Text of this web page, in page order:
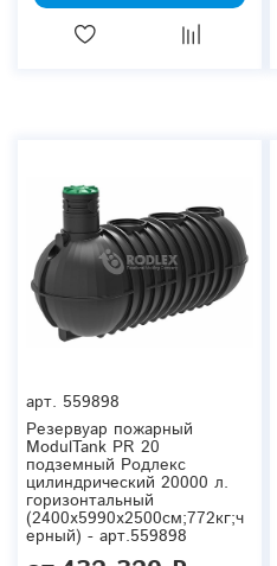
арт. 559898
Резервуар пожарный
ModulTank PR 20
подземный Родлекс
цилиндрический 20000 л.
горизонтальный
(2400x5990x2500см;772кг;ч
ерный) - арт.559898